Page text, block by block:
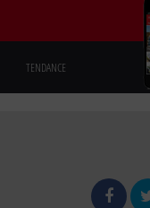
TENDANCE